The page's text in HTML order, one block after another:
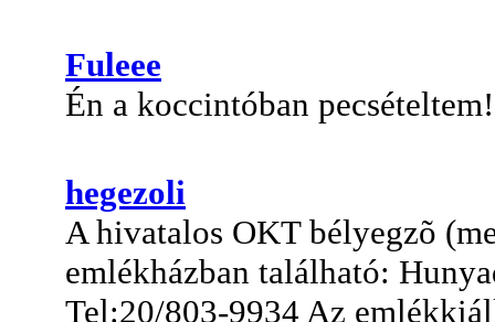
Fuleee
Én a koccintóban pecsételtem!
hegezoli
A hivatalos OKT bélyegzõ
emlékházban található:
Tel:20/803-9934 Az